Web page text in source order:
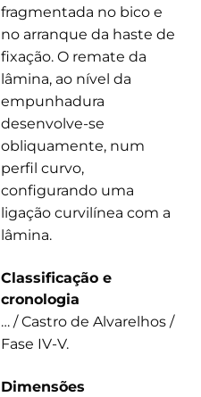
fragmentada no bico e
no arranque da haste de
fixação. O remate da
lâmina, ao nível da
empunhadura
desenvolve-se
obliquamente, num
perfil curvo,
configurando uma
ligação curvilínea com a
lâmina.
Classificação e
cronologia
… / Castro de Alvarelhos /
Fase IV-V.
Dimensões